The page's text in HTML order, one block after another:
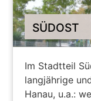
SÜDOST
Im Stadtteil
langjährige
Hanau, u.a.: